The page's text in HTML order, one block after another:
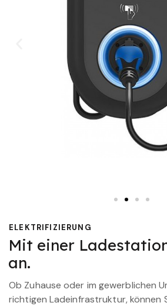
ELEKTRIFIZIERUNG
Mit einer
an.
Ob Zuhause oder im gewerblichen
richtigen Ladeinfrastruktur, können